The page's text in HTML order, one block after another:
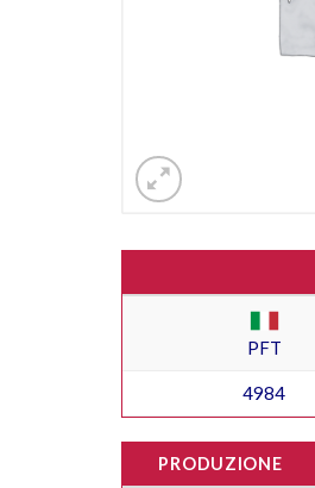
PFT
4984
PRODUZIONE